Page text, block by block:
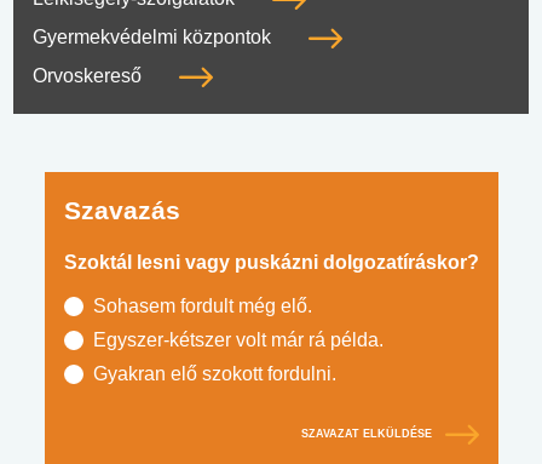
Gyermekvédelmi központok
Orvoskereső
Szavazás
Szoktál lesni vagy puskázni dolgozatíráskor?
Sohasem fordult még elő.
Egyszer-kétszer volt már rá példa.
Gyakran elő szokott fordulni.
SZAVAZAT ELKÜLDÉSE